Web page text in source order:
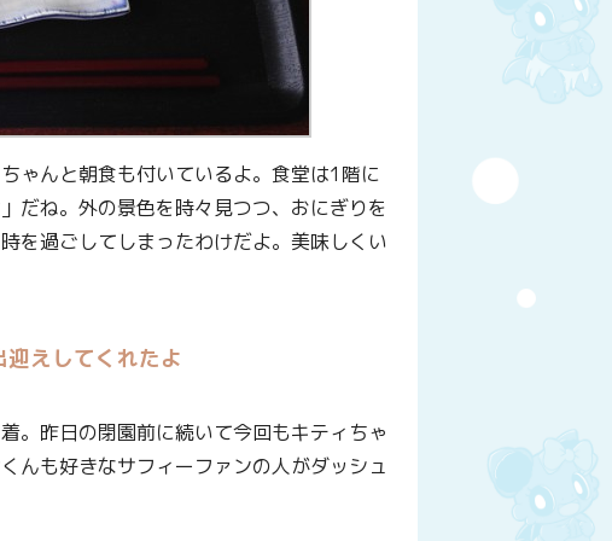
ゃんと朝食も付いているよ。食堂は1階に
だね。外の景色を時々見つつ、おにぎりを
を過ごしてしまったわけだよ。美味しくい
えしてくれたよ
。昨日の閉園前に続いて今回もキティちゃ
んも好きなサフィーファンの人がダッシュ